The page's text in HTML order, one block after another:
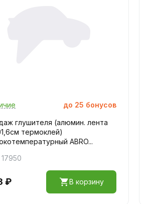
до 25 бонусов
глушителя (алюмин. лента
термоклей)
ABRO...
₽ В корзину